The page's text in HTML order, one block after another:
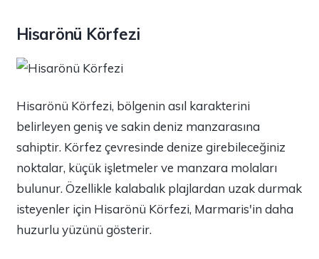
Hisarönü Körfezi
Hisarönü Körfezi, bölgenin asıl karakterini
belirleyen geniş ve sakin deniz manzarasına
sahiptir. Körfez çevresinde denize girebileceğiniz
noktalar, küçük işletmeler ve manzara molaları
bulunur. Özellikle kalabalık plajlardan uzak durmak
isteyenler için Hisarönü Körfezi, Marmaris'in daha
huzurlu yüzünü gösterir.